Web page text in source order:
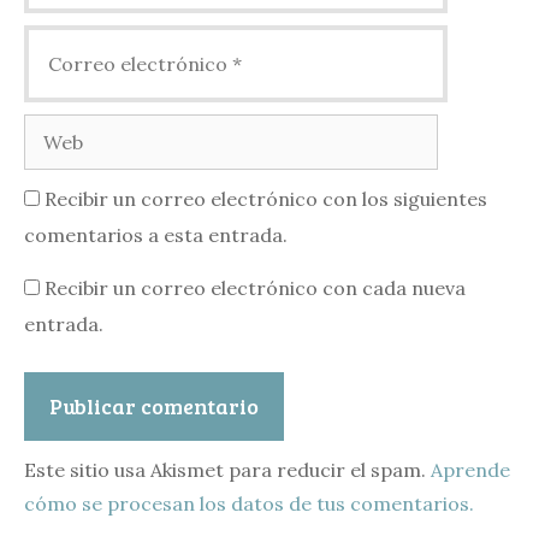
electrónico
Web
Recibir un correo electrónico con los siguientes
comentarios a esta entrada.
Recibir un correo electrónico con cada nueva
entrada.
Este sitio usa Akismet para reducir el spam. Aprende
cómo se procesan los datos de tus comentarios.